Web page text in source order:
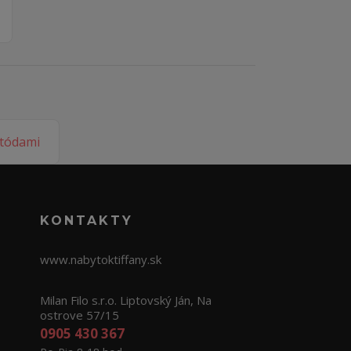
KONTAKTY
www.nabytoktiffany.sk
Milan Filo s.r.o. Liptovský Ján, Na
ostrove 57/15
0905 430 367